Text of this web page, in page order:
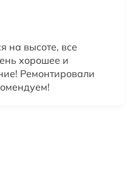
на высоте, все
хорошее и
Ремонтировали